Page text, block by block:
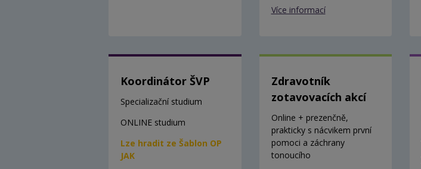
Více informací
Koordinátor ŠVP
Specializační studium
ONLINE studium
Lze hradit ze Šablon OP
JAK
Zdravotník
zotavovacích akcí
Online + prezenčně,
prakticky s nácvikem první
pomoci a záchrany
tonoucího